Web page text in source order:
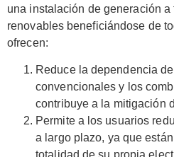
una instalación de generación
renovables beneficiándose de
ofrecen:
Reduce la dependencia
convencionales y los
contribuye a la mitigación
Permite a los usuarios
a largo plazo, ya que
totalidad de su propia